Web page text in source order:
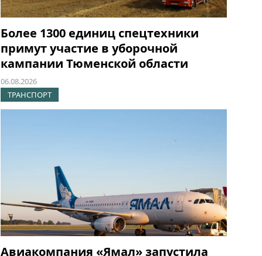
Более 1300 единиц спецтехники
примут участие в уборочной
кампании Тюменской области
06.08.2026
ТРАНСПОРТ
Авиакомпания «Ямал» запустила